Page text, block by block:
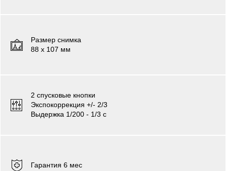
Размер снимка
88 х 107 мм
2 cпусковые кнопки
Экспокоррекция +/- 2/3
Выдержка 1/200 - 1/3 c
Гарантия 6 мес